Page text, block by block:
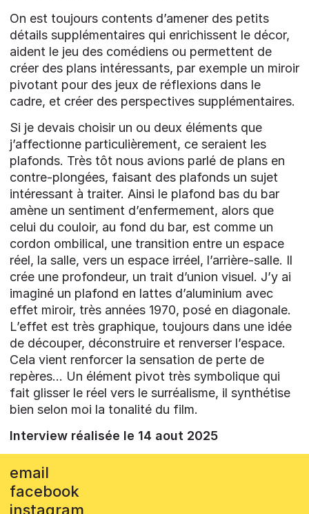
On est toujours contents d’amener des petits
détails supplémentaires qui enrichissent le décor,
aident le jeu des comédiens ou permettent de
créer des plans intéressants, par exemple un miroir
pivotant pour des jeux de réflexions dans le
cadre, et créer des perspectives supplémentaires.
Si je devais choisir un ou deux éléments que
j’affectionne particulièrement, ce seraient les
plafonds. Très tôt nous avions parlé de plans en
contre-plongées, faisant des plafonds un sujet
intéressant à traiter. Ainsi le plafond bas du bar
amène un sentiment d’enfermement, alors que
celui du couloir, au fond du bar, est comme un
cordon ombilical, une transition entre un espace
réel, la salle, vers un espace irréel, l’arrière-salle. Il
crée une profondeur, un trait d’union visuel. J’y ai
imaginé un plafond en lattes d’aluminium avec
effet miroir, très années 1970, posé en diagonale.
L’effet est très graphique, toujours dans une idée
de découper, déconstruire et renverser l’espace.
Cela vient renforcer la sensation de perte de
repères… Un élément pivot très symbolique qui
fait glisser le réel vers le surréalisme, il synthétise
bien selon moi la tonalité du film.
Interview réalisée le 14 aout 2025
email
facebook
instagram